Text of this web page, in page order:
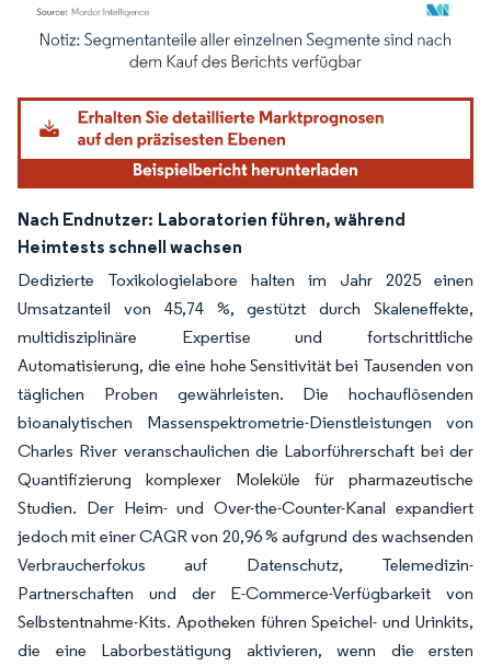
Bild © Mordor Intelligence. Wiederverwendung erfordert Namensnennung
Nach Endnutzer: Laboratorien führen, während
Heimtests schnell wachsen
Dedizierte Toxikologielabore halten im Jahr 2025 einen
Umsatzanteil von 45,74 %, gestützt durch Skaleneffekte,
multidisziplinäre Expertise und fortschrittliche
Automatisierung, die eine hohe Sensitivität bei Tausenden von
täglichen Proben gewährleisten. Die hochauflösenden
bioanalytischen Massenspektrometrie-Dienstleistungen von
Charles River veranschaulichen die Laborführerschaft bei der
Quantifizierung komplexer Moleküle für pharmazeutische
Studien. Der Heim- und Over-the-Counter-Kanal expandiert
jedoch mit einer CAGR von 20,96 % aufgrund des wachsenden
Verbraucherfokus auf Datenschutz, Telemedizin-
Partnerschaften und der E-Commerce-Verfügbarkeit von
Selbstentnahme-Kits. Apotheken führen Speichel- und Urinkits,
die eine Laborbestätigung aktivieren, wenn die ersten